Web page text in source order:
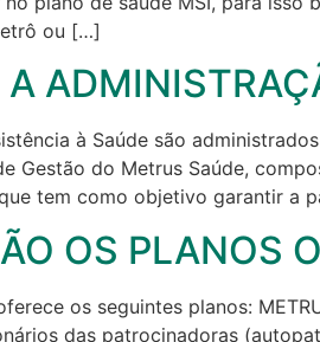
ou […]
à Saúde são
Gestão do Metrus Saúde,
tem como objetivo garantir a
OS PLANOS
os seguintes planos:
das patrocinadoras